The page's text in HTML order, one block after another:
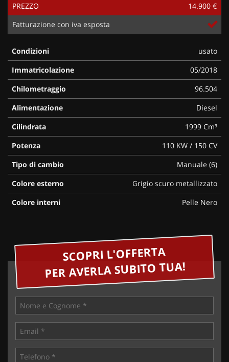
PREZZO
14.900 €
Fatturazione con iva esposta
Condizioni
usato
Immatricolazione
05/2018
Chilometraggio
96.504
Alimentazione
Diesel
Cilindrata
1999 Cm³
Potenza
110 KW / 150 CV
Tipo di cambio
Manuale (6)
Colore esterno
Grigio scuro metallizzato
Colore interni
Pelle Nero
SCOPRI L'OFFERTA
PER AVERLA SUBITO TUA!